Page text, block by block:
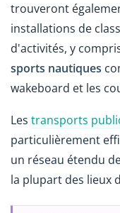
trouveront
installations de
d'activités, y
sports nautiques
wakeboard et les
Les transports
particulièrement
un réseau étendu
la plupart des lieux